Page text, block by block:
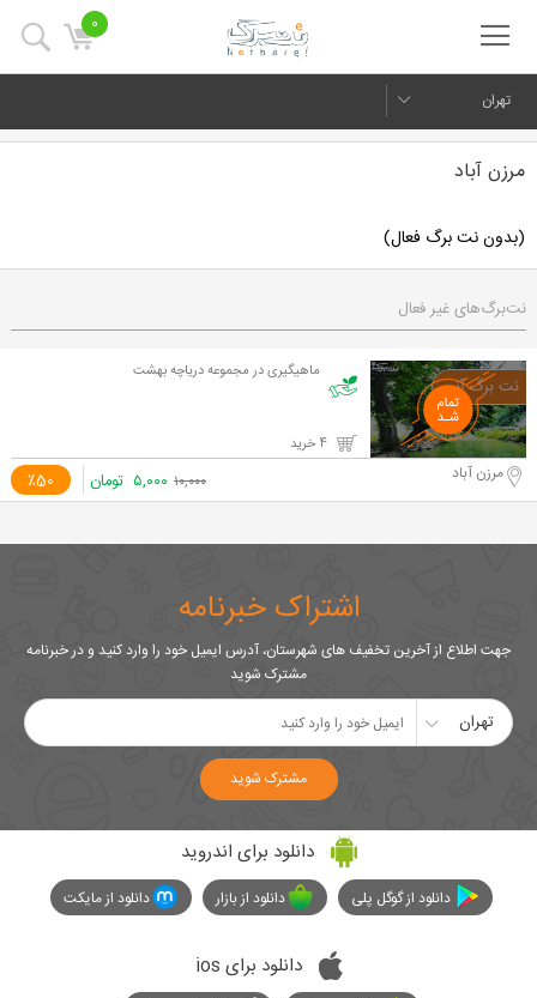
0
تهران
مرزن آباد
(بدون نت برگ فعال)
نت‌برگ‌های غیر فعال
ماهیگیری در مجموعه دریاچه بهشت
٪50 مرزن آباد ۱۰,۰۰۰ ۵,۰۰۰ تومان
اشتراک خبرنامه
جهت اطلاع از آخرین تخفیف های شهرستان، آدرس ایمیل خود را وارد کنید و در خبرنامه
مشترک شوید
تهران
مشترک شوید
دانلود برای اندروید
دانلود از گوگل پلی دانلود از بازار دانلود از مایکت
دانلود برای ios